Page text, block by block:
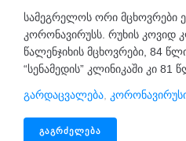
სამეგრელოს ორი მცხოვრები
კორონავირუსს. რუხის კოვიდ
წალენჯიხის მცხოვრები, 84
“სენამედის” კლინიკაში კი 81
Გარდაცვალება
ᲒᲐᲒᲠᲫᲔᲚᲔᲑᲐ